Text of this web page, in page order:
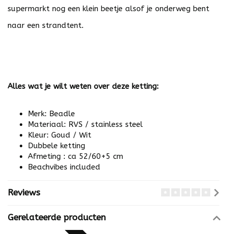
supermarkt nog een klein beetje alsof je onderweg bent
naar een strandtent.
Alles wat je wilt weten over deze ketting:
Merk: Beadle
Materiaal: RVS / stainless steel
Kleur: Goud / Wit
Dubbele ketting
Afmeting : ca 52/60+5 cm
Beachvibes included
Reviews
Gerelateerde producten